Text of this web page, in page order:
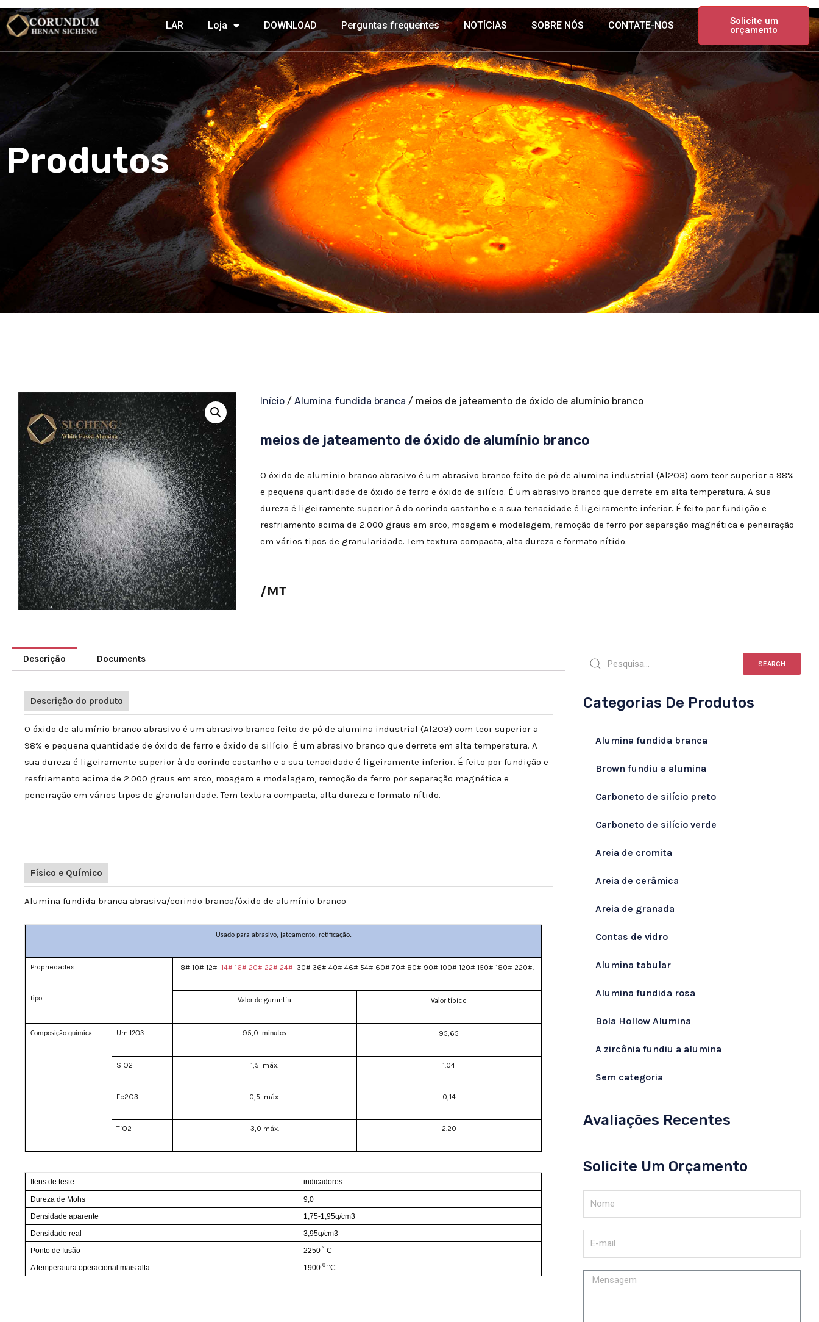
LAR Loja DOWNLOAD Perguntas frequentes NOTÍCIAS SOBRE NÓS CONTATE-NOS
Solicite um
orçamento
Produtos
Início /Alumina fundida branca / meios de jateamento de óxido de alumínio branco
meios de jateamento de óxido de alumínio branco
O óxido de alumínio branco abrasivo é um abrasivo branco feito de pó de alumina industrial (Al2O3) com teor superior a 98%
e pequena quantidade de óxido de ferro e óxido de silício. É um abrasivo branco que derrete em alta temperatura. A sua
dureza é ligeiramente superior à do corindo castanho e a sua tenacidade é ligeiramente inferior. É feito por fundição e
resfriamento acima de 2.000 graus em arco, moagem e modelagem, remoção de ferro por separação magnética e peneiração
em vários tipos de granularidade. Tem textura compacta, alta dureza e formato nítido.
/MT
Descrição Documents
Descrição do produto
O óxido de alumínio branco abrasivo é um abrasivo branco feito de pó de alumina industrial (Al2O3) com teor superior a
98% e pequena quantidade de óxido de ferro e óxido de silício. É um abrasivo branco que derrete em alta temperatura. A
sua dureza é ligeiramente superior à do corindo castanho e a sua tenacidade é ligeiramente inferior. É feito por fundição e
resfriamento acima de 2.000 graus em arco, moagem e modelagem, remoção de ferro por separação magnética e
peneiração em vários tipos de granularidade. Tem textura compacta, alta dureza e formato nítido.
Físico e Químico
Alumina fundida branca abrasiva/corindo branco/óxido de alumínio branco
Usado para abrasivo, jateamento, retificação.
Propriedades
tipo
8# 10# 12# 14# 16# 20# 22# 24# 30# 36# 40# 46# 54# 60# 70# 80# 90# 100# 120# 150# 180# 220#.
Valor de garantia Valor típico
Composição química Um I2O3 95,0 minutos 95,65
SiO2 1,5 máx. 1.04
Fe2O3 0,5 máx. 0,14
TiO2 3,0 máx. 2.20
Itens de teste indicadores
Dureza de Mohs
9,0
Densidade aparente
1,75-1,95g/cm3
Densidade real
3,95g/cm3
Ponto de fusão
2250° C
A temperatura operacional mais alta
19000 °C
SEARCH
Categorias De Produtos
Alumina fundida branca
Brown fundiu a alumina
Carboneto de silício preto
Carboneto de silício verde
Areia de cromita
Areia de cerâmica
Areia de granada
Contas de vidro
Alumina tabular
Alumina fundida rosa
Bola Hollow Alumina
A zircônia fundiu a alumina
Sem categoria
Avaliações Recentes
Solicite Um Orçamento